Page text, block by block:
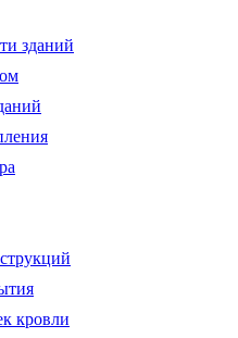
зданий
кровли